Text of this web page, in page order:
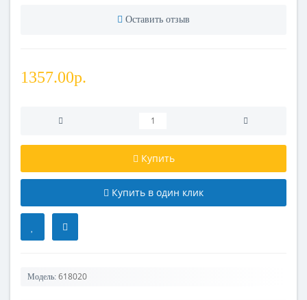
Оставить отзыв
1357.00р.
Купить
Купить в один клик
Модель: 618020